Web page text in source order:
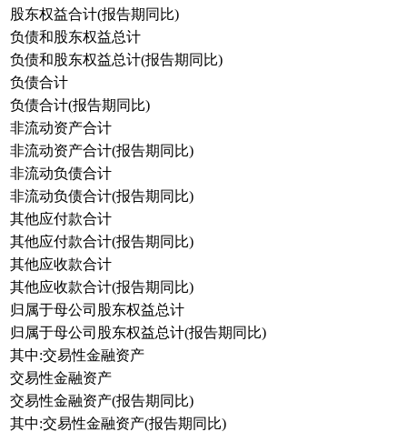
股东权益合计(报告期同比)
负债和股东权益总计
负债和股东权益总计(报告期同比)
负债合计
负债合计(报告期同比)
非流动资产合计
非流动资产合计(报告期同比)
非流动负债合计
非流动负债合计(报告期同比)
其他应付款合计
其他应付款合计(报告期同比)
其他应收款合计
其他应收款合计(报告期同比)
归属于母公司股东权益总计
归属于母公司股东权益总计(报告期同比)
其中:交易性金融资产
交易性金融资产
交易性金融资产(报告期同比)
其中:交易性金融资产(报告期同比)